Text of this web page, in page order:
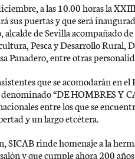
a las 10.00 horas la
sus puertas y que será
alcalde de Sevilla acompañado
Pesca y Desarrollo Rural,
Panadero, entre otras
que se acomodarán
“DE HOMBRES Y
entre los que se
y un largo etcétera.
SICAB rinde homenaje a la
y que cumple ahora 200